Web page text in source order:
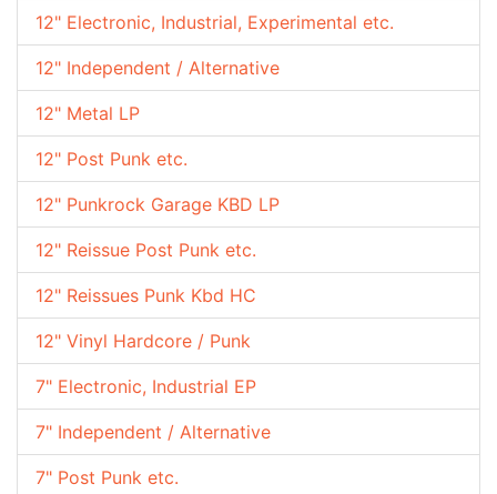
12" Electronic, Industrial, Experimental etc.
12" Independent / Alternative
12" Metal LP
12" Post Punk etc.
12" Punkrock Garage KBD LP
12" Reissue Post Punk etc.
12" Reissues Punk Kbd HC
12" Vinyl Hardcore / Punk
7" Electronic, Industrial EP
7" Independent / Alternative
7" Post Punk etc.